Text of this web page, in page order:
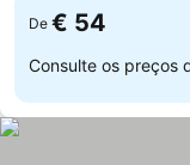
De € 54
Consulte os preços